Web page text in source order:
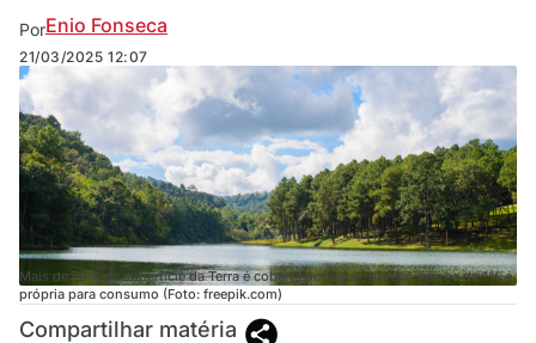
PorEnio Fonseca
21/03/2025 12:07
Mais de 70% da superfície da Terra é coberta por água; porém, menos de 1% é
própria para consumo (Foto: freepik.com)
Compartilhar matéria